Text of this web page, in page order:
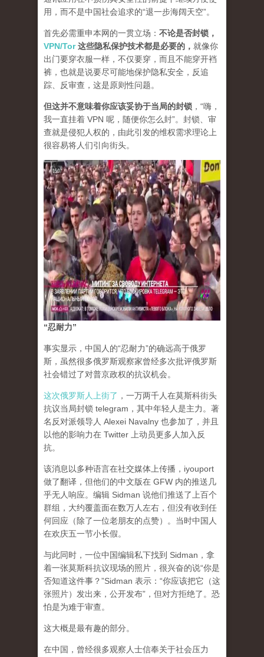
用，而不是中国社会追求的“退一步海阔天空”。
首先必需重申本网的一贯立场： 不论是否封锁，
VPN/Tor这些隐私保护技术都是必要的， 就像你
出门要穿衣服一样，不仅要穿，而且不能穿开裆
裤，也就是说要尽可能地保护隐私安全，反追
踪、反审查，这是原则性问题。
但这并不意味着你应该妥协于当局的封锁 ，“嗨，
我一直挂着 VPN 呢，随便你怎么封”。封锁、审
查就是侵犯人权的，由此引发的维权需求理论上
很容易将人们引向街头。
“忍耐力”
事实显示，中国人的“忍耐力”的确远高于俄罗
斯，虽然很多俄罗斯观察家曾经多次批评俄罗斯
社会错过了对普京政权的抗议机会。
这次俄罗斯人上街了 ，一万两千人在莫斯科街头
抗议当局封锁 telegram，其中年轻人是主力。著
名反对派领导人 Alexei Navalny 也参加了，并且
以他的影响力在 Twitter 上动员更多人加入反
抗。
该消息以多种语言在社交媒体上传播，iyouport
做了翻译，但他们的中文版在 GFW 内的推送几
乎无人响应。编辑 Sidman 说他们推送了上百个
群组，大约覆盖面在数万人左右，但没有收到任
何回应（除了一位老朋友的点赞）。当时中国人
在欢庆五一节小长假。
与此同时，一位中国编辑私下找到 Sidman，拿
着一张莫斯科抗议现场的照片，很兴奋的说“你是
否知道这件事？”Sidman 表示：“你应该把它（这
张照片）发出来，公开发布”，但对方拒绝了。恐
怕是为难于审查。
这大概是最有趣的部分。
在中国，曾经很多观察人士信奉关于社会压力